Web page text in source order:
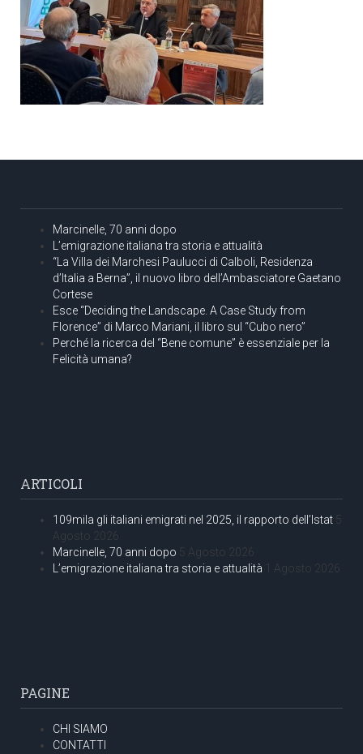
Marcinelle, 70 anni dopo
L’emigrazione italiana tra storia e attualità
“La Villa dei Marchesi Paulucci di Calboli, Residenza
d’Italia a Berna”, il nuovo libro dell’Ambasciatore Gaetano
Cortese
Esce “Deciding the Landscape. A Case Study from
Florence” di Marco Mariani, il libro sul “Cubo nero”
Perché la ricerca del “Bene comune” è essenziale per la
Felicità umana?
ARTICOLI
109mila gli italiani emigrati nel 2025, il rapporto dell’Istat 5
Agosto 2026
Marcinelle, 70 anni dopo 5 Agosto 2026
L’emigrazione italiana tra storia e attualità 1 Agosto 2026
PAGINE
CHI SIAMO
CONTATTI